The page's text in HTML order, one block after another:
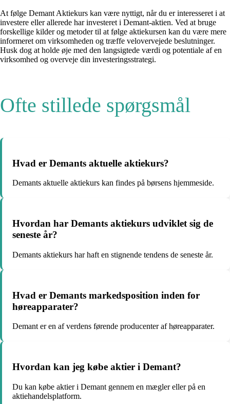
At følge Demant Aktiekurs kan være nyttigt, når du er interesseret i at
investere eller allerede har investeret i Demant-aktien. Ved at bruge
forskellige kilder og metoder til at følge aktiekursen kan du være mere
informeret om virksomheden og træffe velovervejede beslutninger.
Husk dog at holde øje med den langsigtede værdi og potentiale af en
virksomhed og overveje din investeringsstrategi.
Ofte stillede spørgsmål
Hvad er Demants aktuelle aktiekurs?
Demants aktuelle aktiekurs kan findes på børsens hjemmeside.
Hvordan har Demants aktiekurs udviklet sig de
seneste år?
Demants aktiekurs har haft en stignende tendens de seneste år.
Hvad er Demants markedsposition inden for
høreapparater?
Demant er en af verdens førende producenter af høreapparater.
Hvordan kan jeg købe aktier i Demant?
Du kan købe aktier i Demant gennem en mægler eller på en
aktiehandelsplatform.